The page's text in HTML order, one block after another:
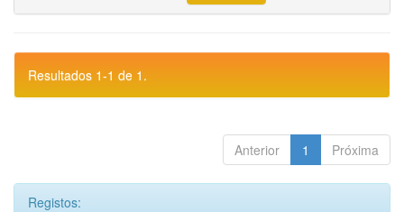
Resultados 1-1 de 1.
Anterior 1 Próxima
Registos: